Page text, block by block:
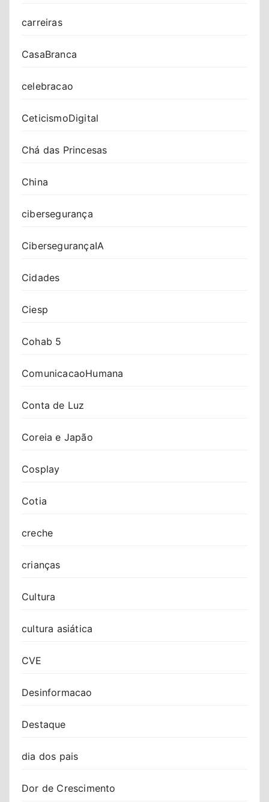
carreiras
CasaBranca
celebracao
CeticismoDigital
Chá das Princesas
China
cibersegurança
CibersegurançaIA
Cidades
Ciesp
Cohab 5
ComunicacaoHumana
Conta de Luz
Coreia e Japão
Cosplay
Cotia
creche
crianças
Cultura
cultura asiática
CVE
Desinformacao
Destaque
dia dos pais
Dor de Crescimento